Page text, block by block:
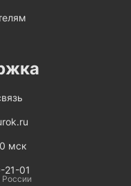
мск
21-01
России